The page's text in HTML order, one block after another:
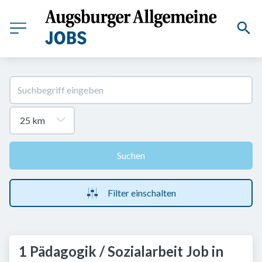
Suchen
Filter einschalten
1 Pädagogik / Sozialarbeit Job in